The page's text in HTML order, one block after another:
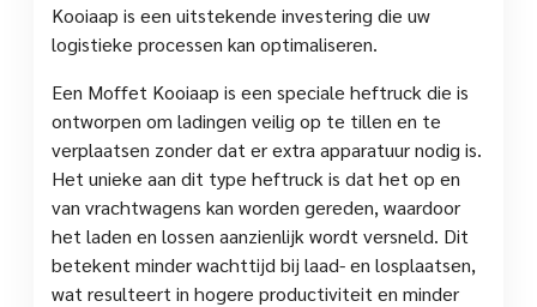
Kooiaap is een uitstekende investering die uw
logistieke processen kan optimaliseren.
Een Moffet Kooiaap is een speciale heftruck die is
ontworpen om ladingen veilig op te tillen en te
verplaatsen zonder dat er extra apparatuur nodig is.
Het unieke aan dit type heftruck is dat het op en
van vrachtwagens kan worden gereden, waardoor
het laden en lossen aanzienlijk wordt versneld. Dit
betekent minder wachttijd bij laad- en losplaatsen,
wat resulteert in hogere productiviteit en minder